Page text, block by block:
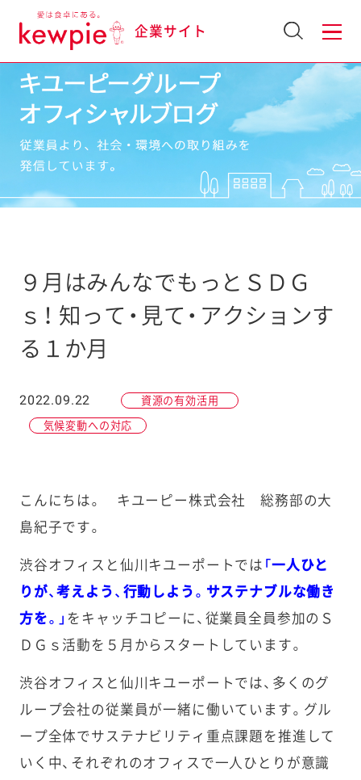
企業サイト
９月はみんなでもっとＳＤＧ
ｓ！ 知って・見て・アクションす
る１か月
2022.09.22 資源の有効活用
気候変動への対応
こんにちは。 キユーピー株式会社 総務部の大
島紀子です。
渋谷オフィスと仙川キユーポートでは 「一人ひと
りが、考えよう、行動しよう。サステナブルな働き
方を。」 をキャッチコピーに、従業員全員参加のＳ
ＤＧｓ活動を５月からスタートしています。
渋谷オフィスと仙川キユーポートでは、多くのグ
ループ会社の従業員が一緒に働いています。グル
ープ全体でサステナビリティ重点課題を推進して
いく中、それぞれのオフィスで一人ひとりが意識